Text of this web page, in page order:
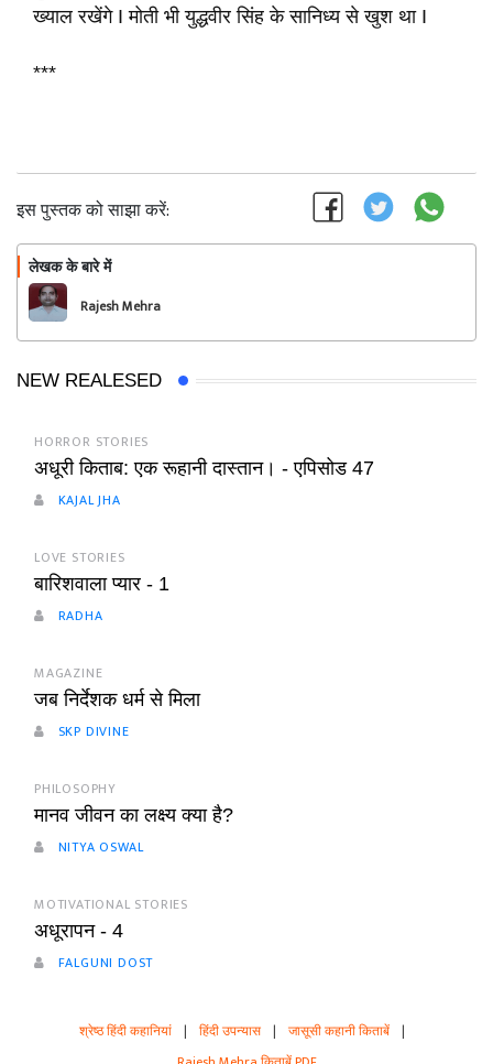
ख्याल रखेंगे I मोती भी युद्धवीर सिंह के सानिध्य से खुश था I
***
इस पुस्तक को साझा करें:
लेखक के बारे में
Rajesh Mehra
NEW REALESED
HORROR STORIES
अधूरी किताब: एक रूहानी दास्तान। - एपिसोड 47
KAJAL JHA
LOVE STORIES
बारिशवाला प्यार - 1
RADHA
MAGAZINE
जब निर्देशक धर्म से मिला
SKP DIVINE
PHILOSOPHY
मानव जीवन का लक्ष्य क्या है?
NITYA OSWAL
MOTIVATIONAL STORIES
अधूरापन - 4
FALGUNI DOST
श्रेष्ठ हिंदी कहानियां | हिंदी उपन्यास | जासूसी कहानी किताबें |